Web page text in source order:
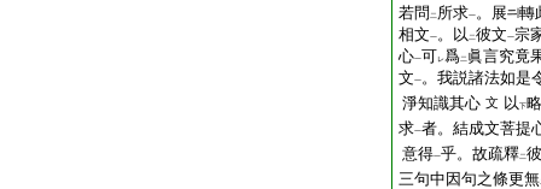
若問 二 所求一。展
轉
相文一。以 二彼文一宗
心一可レ爲二 眞言究竟
文一。我説諸法如是
淨知識其心 文 以下略
求一者。結成文菩提
意得一乎。故疏釋二
三句中因句之條更無